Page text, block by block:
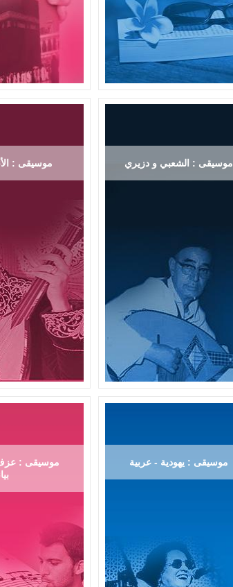
موسيقى : موسيقى : الشعبي و دزيري
موسيقى : عزف
موسيقى : يهودية - عربية